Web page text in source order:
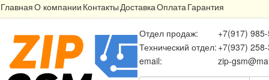
ГлавнаяО компании КонтактыДоставкаОплатаГарантия
Отдел продаж:
+7(917)
Технический отдел: +7(937)
email:
zip-